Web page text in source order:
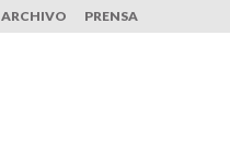
ARCHIVO PRENSA